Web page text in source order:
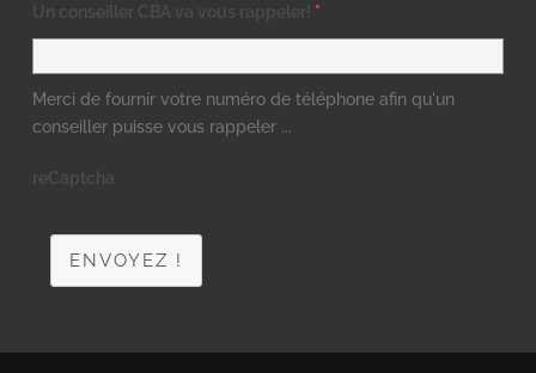
Un conseiller CBA va vous rappeler! *
Merci de fournir votre numéro de téléphone afin qu'un
conseiller puisse vous rappeler ...
reCaptcha
ENVOYEZ !